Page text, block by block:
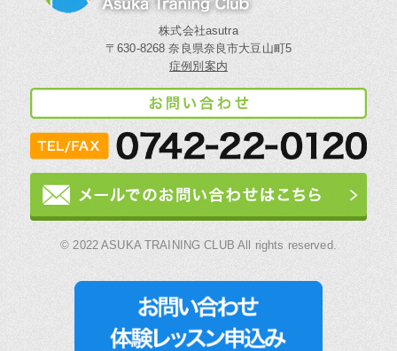
株式会社asutra
〒630-8268 奈良県奈良市大豆山町5
症例別案内
© 2022 ASUKA TRAINING CLUB All rights reserved.